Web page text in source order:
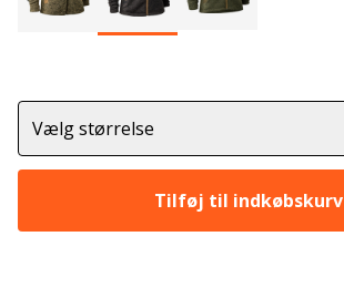
Vælg størrelse
Tilføj til indkøbskurv